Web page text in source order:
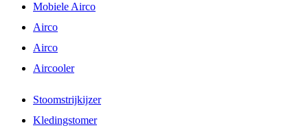
Mobiele Airco
Airco
Airco
Aircooler
Stoomstrijkijzer
Kledingstomer